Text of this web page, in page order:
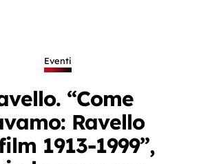
Eventi
“Come
Ravello
1913-1999”,